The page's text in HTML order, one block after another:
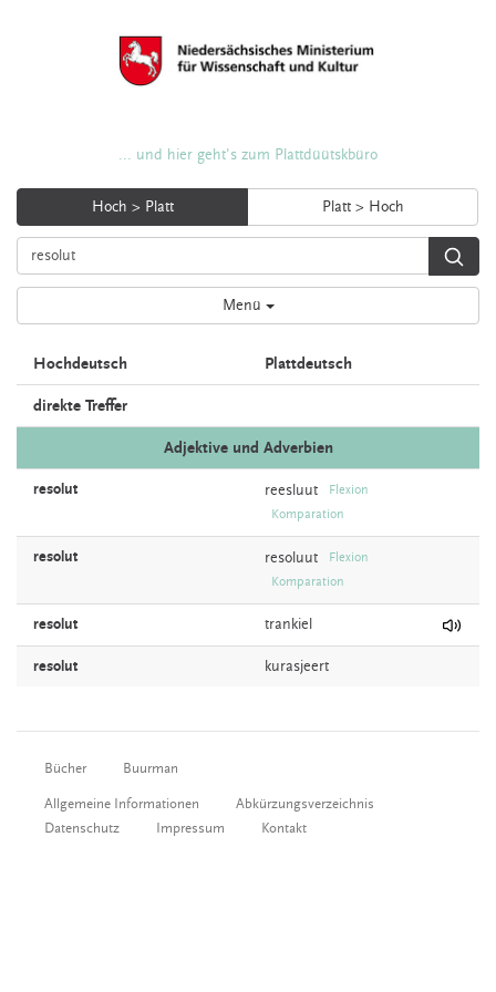
... und hier geht's zum Plattdüütskbüro
Hoch > Platt Platt > Hoch
Menü
Hochdeutsch Plattdeutsch
direkte Treffer
Adjektive und Adverbien
resolut reesluut
Flexion
Komparation
resolut resoluut
Flexion
Komparation
resolut trankiel
resolut kurasjeert
Bücher Buurman
Allgemeine Informationen
Abkürzungsverzeichnis
Datenschutz
Impressum Kontakt